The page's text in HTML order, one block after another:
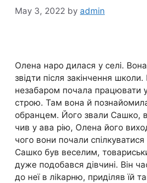
May 3, 2022 by admin
Олена наро дилася у селі. Вона
звідти після закінчення
незабаром почала працювати
строю. Там вона й
обранцем. Його звали Сашко,
чив у ава рію, Олена його
чого вони почали
Сашко був веселим,
дуже подобався дівчині. Він
до неї в ліkарню, приділяв їй